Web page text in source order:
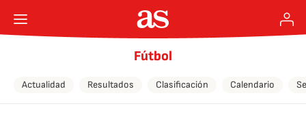
Fútbol
Actualidad Resultados Clasificación Calendario